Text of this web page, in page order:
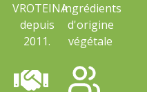
VROTEINA
depuis
2011.
ingrédients
d'origine
végétale